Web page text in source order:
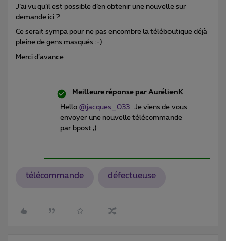
J’ai vu qu’il est possible d’en obtenir une nouvelle sur
demande ici ?
Ce serait sympa pour ne pas encombre la téléboutique déjà
pleine de gens masqués :-)
Merci d’avance
Meilleure réponse par AurélienK
Hello @jacques_033 Je viens de vous
envoyer une nouvelle télécommande
par bpost ;)
télécommande défectueuse